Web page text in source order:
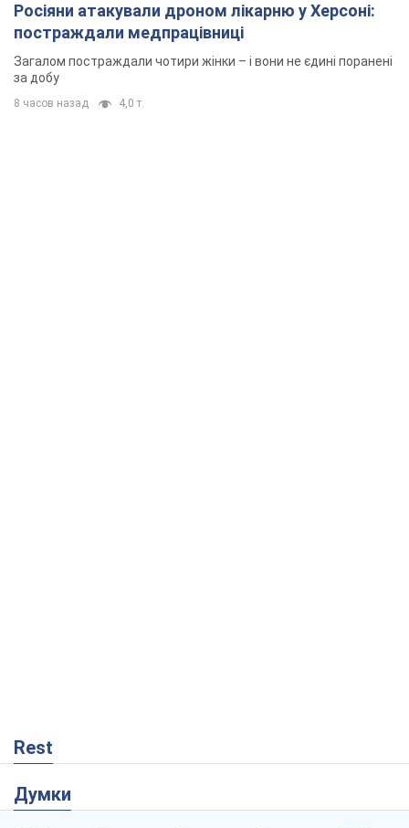
Росіяни атакували дроном лікарню у Херсоні:
постраждали медпрацівниці
Загалом постраждали чотири жінки – і вони не єдині поранені
за добу
8 часов назад 4,0 т.
Rest
Думки